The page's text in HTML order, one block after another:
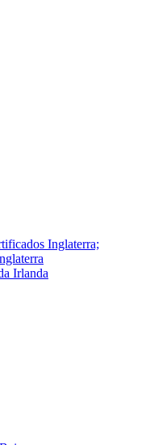
Inglaterra;
Irlanda